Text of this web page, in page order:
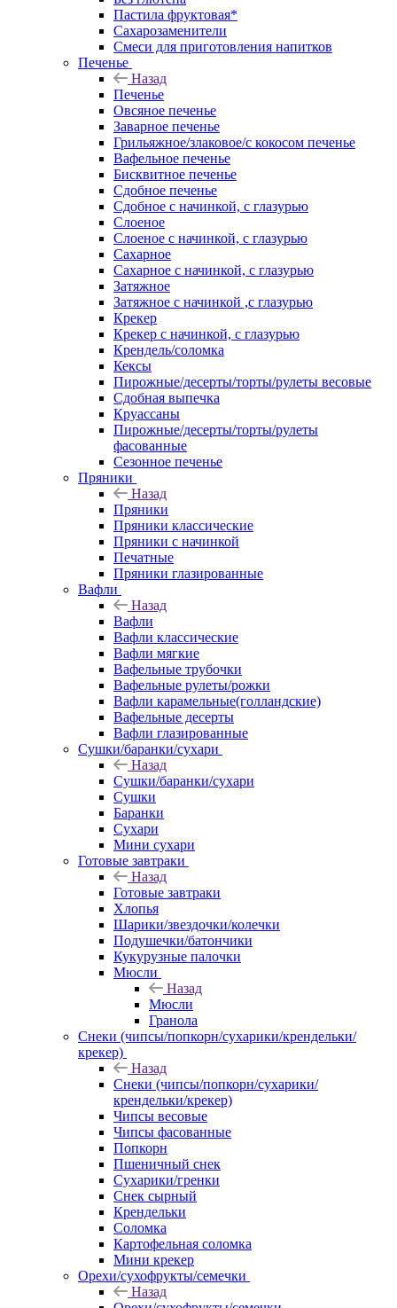
Пастила фруктовая*
Сахарозаменители
Смеси для приготовления напитков
Печенье
Назад
Печенье
Овсяное печенье
Заварное печенье
Грильяжное/злаковое/с кокосом печенье
Вафельное печенье
Бисквитное печенье
Сдобное печенье
Сдобное с начинкой, с глазурью
Слоеное
Слоеное с начинкой, с глазурью
Сахарное
Сахарное с начинкой, с глазурью
Затяжное
Затяжное с начинкой ,с глазурью
Крекер
Крекер с начинкой, с глазурью
Крендель/соломка
Кексы
Пирожные/десерты/торты/рулеты весовые
Сдобная выпечка
Круассаны
Пирожные/десерты/торты/рулеты
фасованные
Сезонное печенье
Пряники
Назад
Пряники
Пряники классические
Пряники с начинкой
Печатные
Пряники глазированные
Вафли
Назад
Вафли
Вафли классические
Вафли мягкие
Вафельные трубочки
Вафельные рулеты/рожки
Вафли карамельные(голландские)
Вафельные десерты
Вафли глазированные
Сушки/баранки/сухари
Назад
Сушки/баранки/сухари
Сушки
Баранки
Сухари
Мини сухари
Готовые завтраки
Назад
Готовые завтраки
Хлопья
Шарики/звездочки/колечки
Подушечки/батончики
Кукурузные палочки
Мюсли
Назад
Мюсли
Гранола
Снеки (чипсы/попкорн/сухарики/крендельки/
крекер)
Назад
Снеки (чипсы/попкорн/сухарики/
крендельки/крекер)
Чипсы весовые
Чипсы фасованные
Попкорн
Пшеничный снек
Сухарики/гренки
Снек сырный
Крендельки
Соломка
Картофельная соломка
Мини крекер
Орехи/сухофрукты/семечки
Назад